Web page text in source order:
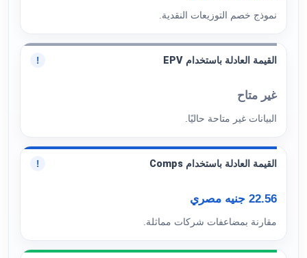
نموذج خصم التوزيعات النقدية.
القيمة العادلة باستخدام EPV !
غير متاح
البيانات غير متاحة حاليًا.
القيمة العادلة باستخدام Comps !
22.56 جنيه مصري
مقارنة بمضاعفات شركات مماثلة.